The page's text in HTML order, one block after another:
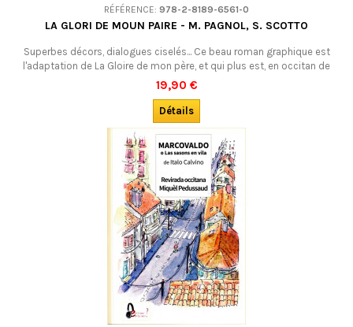
RÉFÉRENCE: 978-2-8189-6561-0
LA GLORI DE MOUN PAIRE - M. PAGNOL, S. SCOTTO
Superbes décors, dialogues ciselés... Ce beau roman graphique est
l'adaptation de La Gloire de mon père, et qui plus est, en occitan de
Provence (graphie mistralienne).Adolescents et adultes y trouveront
leur compte. DÉSOLÉS : ÉPUISÉ !
19,90 €
Détails